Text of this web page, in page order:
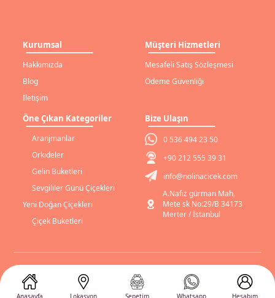
Kurumsal
Hakkımızda
Blog
İletişim
Müşteri Hizmetleri
Mesafeli Satış Sözleşmesi
Ödeme Güvenliği
Öne Çıkan Kategoriler
Aranjmanlar
Orkideler
Gelin Buketleri
Sevgililer Günü Çiçekleri
Yeni Doğan Çiçekleri
Çiçek Buketleri
Bize Ulaşın
0 536 494 23 50
+90 212 555 39 31
info@nolinacicek.com
A.Nafız gürman Mah,
Mete sk No:29/B 34173
Merter / İstanbul
Gizlilik Sözleşmesi Gizlilik Bildirimi
Anasayfa Lokasyon Sepetim Whatsapp Hesabım